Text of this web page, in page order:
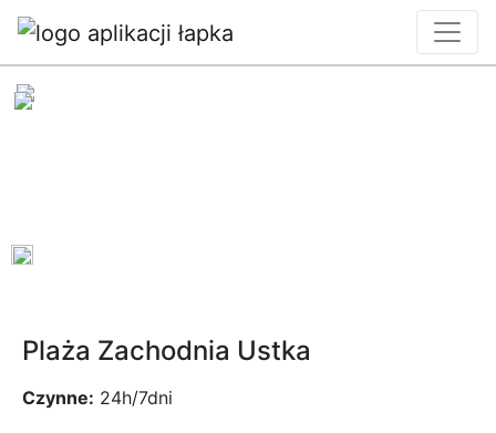
Plaża Zachodnia Ustka
Czynne: 24h/7dni